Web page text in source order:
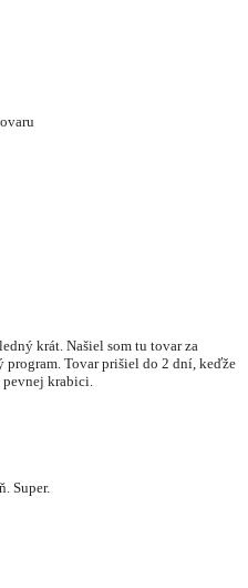
krát. Našiel som tu tovar za
Tovar prišiel do 2 dní, keďže
pevnej krabici.
Super.